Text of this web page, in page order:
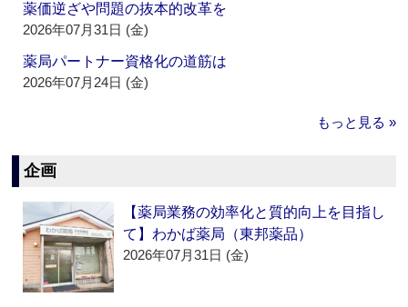
薬価逆ざや問題の抜本的改革を
2026年07月31日 (金)
薬局パートナー資格化の道筋は
2026年07月24日 (金)
もっと見る »
企画
【薬局業務の効率化と質的向上を目指し
て】わかば薬局（東邦薬品）
2026年07月31日 (金)